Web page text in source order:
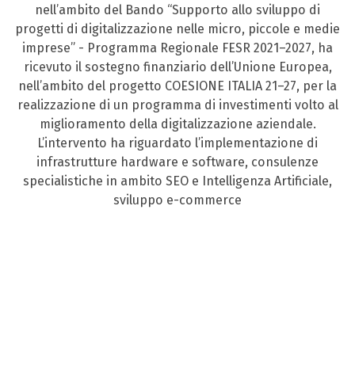
nell’ambito del Bando “Supporto allo sviluppo di
progetti di digitalizzazione nelle micro, piccole e medie
imprese” - Programma Regionale FESR 2021–2027, ha
ricevuto il sostegno finanziario dell’Unione Europea,
nell’ambito del progetto COESIONE ITALIA 21–27, per la
realizzazione di un programma di investimenti volto al
miglioramento della digitalizzazione aziendale.
L’intervento ha riguardato l’implementazione di
infrastrutture hardware e software, consulenze
specialistiche in ambito SEO e Intelligenza Artificiale,
sviluppo e-commerce